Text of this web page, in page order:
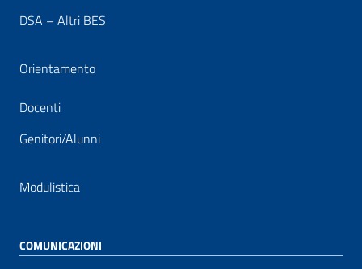
DSA – Altri BES
Orientamento
Docenti
Genitori/Alunni
Modulistica
COMUNICAZIONI